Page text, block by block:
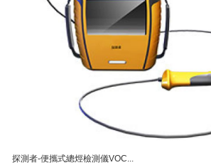
探測者-便攜式總烴檢測儀VOC...